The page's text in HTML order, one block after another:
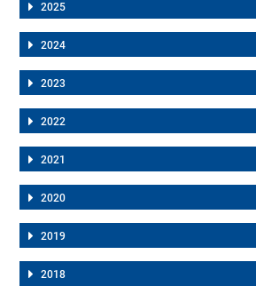
2025
2024
2023
2022
2021
2020
2019
2018